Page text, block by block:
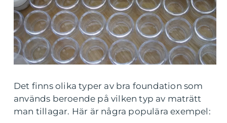
Det finns olika typer av bra foundation som
används beroende på vilken typ av maträtt
man tillagar. Här är några populära exempel: